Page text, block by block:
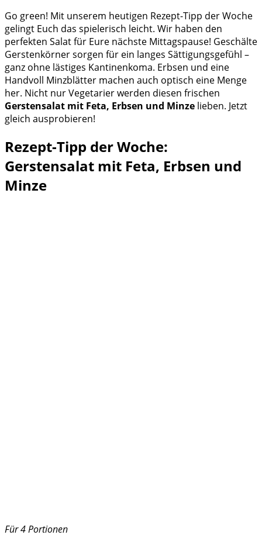
Go green! Mit unserem heutigen Rezept-Tipp der Woche
gelingt Euch das spielerisch leicht. Wir haben den
perfekten Salat für Eure nächste Mittagspause! Geschälte
Gerstenkörner sorgen für ein langes Sättigungsgefühl –
ganz ohne lästiges Kantinenkoma. Erbsen und eine
Handvoll Minzblätter machen auch optisch eine Menge
her. Nicht nur Vegetarier werden diesen frischen
Gerstensalat mit Feta, Erbsen und Minze lieben. Jetzt
gleich ausprobieren!
Rezept-Tipp der Woche:
Gerstensalat mit Feta, Erbsen und
Minze
Für 4 Portionen